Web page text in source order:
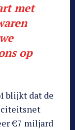
met
op
blijkt dat de
€7 miljard